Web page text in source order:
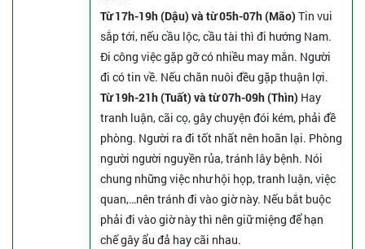
Từ 17h-19h (Dậu) và từ 05h-07h (Mão) Tin vui
sắp tới, nếu cầu lộc, cầu tài thì đi hướng Nam.
Đi công việc gặp gỡ có nhiều may mắn. Người
đi có tin về. Nếu chăn nuôi đều gặp thuận lợi.
Từ 19h-21h (Tuất) và từ 07h-09h (Thìn) Hay
tranh luận, cãi cọ, gây chuyện đói kém, phải đề
phòng. Người ra đi tốt nhất nên hoãn lại. Phòng
người người nguyền rủa, tránh lây bệnh. Nói
chung những việc như hội họp, tranh luận, việc
quan,…nên tránh đi vào giờ này. Nếu bắt buộc
phải đi vào giờ này thì nên giữ miệng để hạn
chế gây ẩu đả hay cãi nhau.